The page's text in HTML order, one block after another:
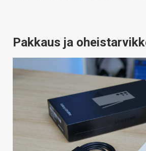
Pakkaus ja